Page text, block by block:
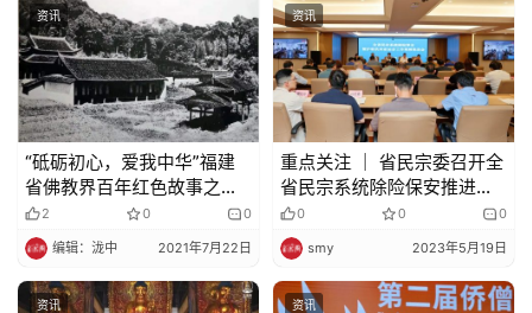
佛
教
艺
术
政
策
法
规
资讯
“砥砺初心，爱我中华”福建
省佛教界百年红色故事之十
六——心严法师：闽东佛教
界的“红色法师”
2 0 0
编辑：泷中 2021年7月22日
资讯
重点关注 ｜ 省民宗委召开全
省民宗系统除险保安推进视
频会
0 0 0
smy 2023年5月19日
资讯 资讯